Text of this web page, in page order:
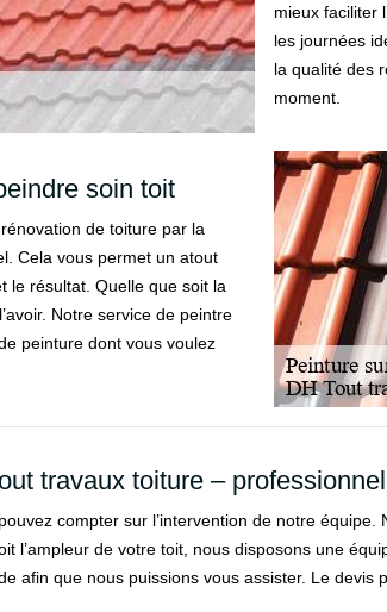
mieux faciliter
les journées
la qualité des
moment.
soin toit
de toiture par la
Cela vous permet un atout
le résultat. Quelle que soit la
Notre service de peintre
peinture dont vous voulez
travaux toiture –
compter sur l’intervention de notre
l’ampleur de votre toit, nous disposons une
afin que nous puissions vous assister. Le devis